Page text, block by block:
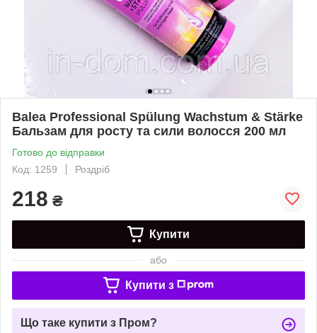
Balea Professional Spülung Wachstum & Stärke
Бальзам для росту та сили волосся 200 мл
Готово до відправки
Код: 1259
Роздріб
218 ₴
Купити
або
Купити з
Що таке купити з Пром?